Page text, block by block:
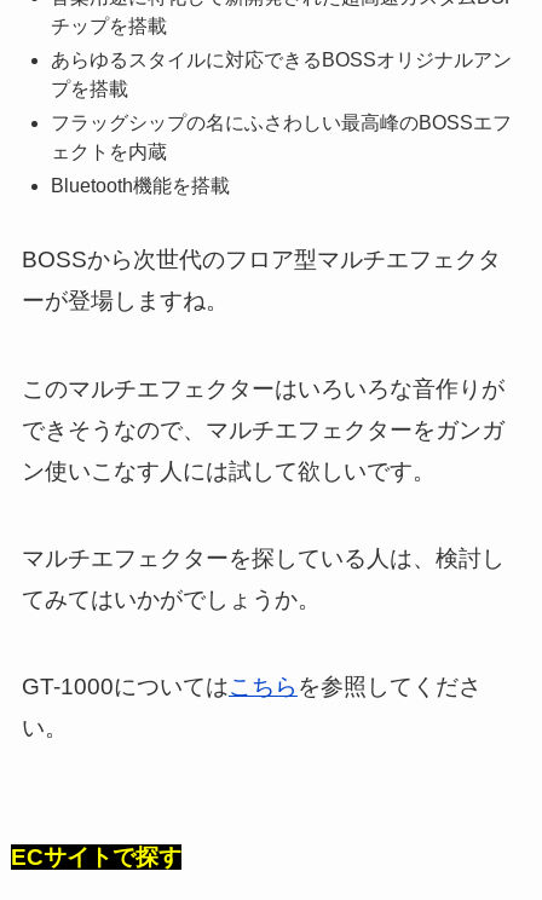
チップを搭載
あらゆるスタイルに対応できるBOSSオリジナルアン
プを搭載
フラッグシップの名にふさわしい最高峰のBOSSエフ
ェクトを内蔵
Bluetooth機能を搭載
BOSSから次世代のフロア型マルチエフェクタ
ーが登場しますね。
このマルチエフェクターはいろいろな音作りが
できそうなので、マルチエフェクターをガンガ
ン使いこなす人には試して欲しいです。
マルチエフェクターを探している人は、検討し
てみてはいかがでしょうか。
GT-1000についてはこちら を参照してくださ
い。
ECサイトで探す